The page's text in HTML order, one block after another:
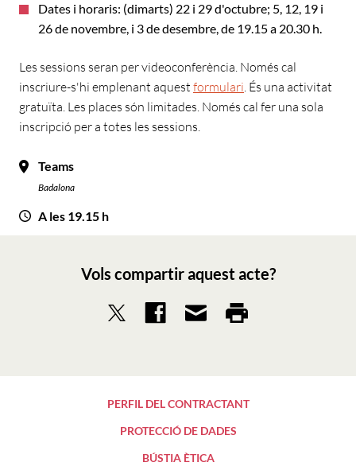
Dates i horaris: (dimarts) 22 i 29 d'octubre; 5, 12, 19 i
26 de novembre, i 3 de desembre, de 19.15 a 20.30 h.
Les sessions seran per videoconferència. Només cal
inscriure-s'hi emplenant aquest formulari. És una activitat
gratuïta. Les places són limitades. Només cal fer una sola
inscripció per a totes les sessions.
Teams
Badalona
A les 19.15 h
Vols compartir aquest acte?
PERFIL DEL CONTRACTANT
PROTECCIÓ DE DADES
BÚSTIA ÈTICA